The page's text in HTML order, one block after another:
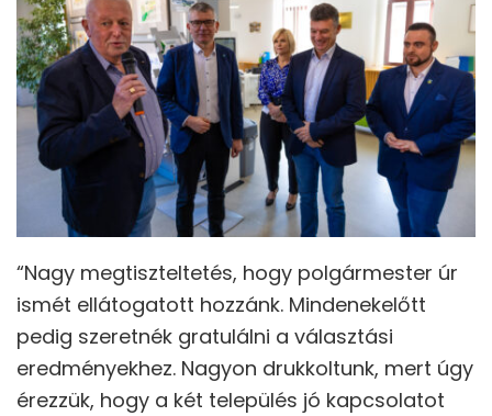
“Nagy megtiszteltetés, hogy polgármester úr
ismét ellátogatott hozzánk. Mindenekelőtt
pedig szeretnék gratulálni a választási
eredményekhez. Nagyon drukkoltunk, mert úgy
érezzük, hogy a két település jó kapcsolatot